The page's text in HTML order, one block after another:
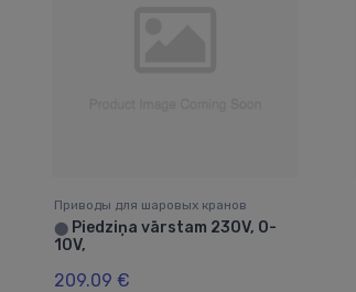
Приводы для шаровых кранов
⬤ Piedziņa vārstam 230V, 0-
10V,
209.09 €